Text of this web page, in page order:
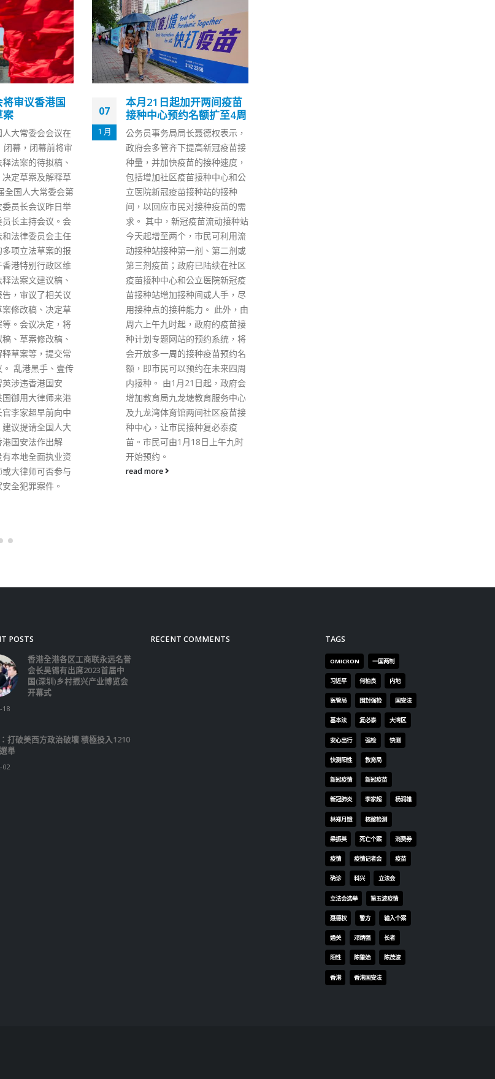
本月21日起加开两间疫苗
接种中心预约名额扩至4周
公务员事务局局长聂德权表示，
政府会多管齐下提高新冠疫苗接
种量，并加快疫苗的接种速度，
包括增加社区疫苗接种中心和公
立医院新冠疫苗接种站的接种
间，以回应市民对接种疫苗的需
求。 其中，新冠疫苗流动接种站
今天起增至两个，市民可利用流
动接种站接种第一剂、第二剂或
第三剂疫苗；政府已陆续在社区
疫苗接种中心和公立医院新冠疫
苗接种站增加接种间或人手，尽
用接种点的接种能力。 此外，由
周六上午九时起，政府的疫苗接
种计划专题网站的预约系统，将
会开放多一周的接种疫苗预约名
额，即市民可以预约在未来四周
内接种。 由1月21日起，政府会
增加教育局九龙塘教育服务中心
及九龙湾体育馆两间社区疫苗接
种中心，让市民接种复必泰疫
苗。市民可由1月18日上午九时
开始预约。
read more
07
7 月
确诊留医人数上升 何柏良
倡提升新冠口服药使用率
医管局昨日表示，过去一个月入
院新冠病人呈上升趋势。港大感
染及传染病中心总监何柏良今日
（7日）接受传媒访问时指，由
于本港处于「后疫苗浪」，住院
人数上升是预计之内，认为要再
提高长者疫苗接种率和新冠口服
药使用率，建立安全网，确保医
管局能够应付住院和重症人数。
何柏良指，现时重症个案有八成
多为60岁以上，死亡个案则有九
成属60岁以上，但有关群体疫苗
接种率只有约六成，其中30万人
已够期打第三针，但仍然未接
种。他又指，新冠口服药能够有
效减少住院重症机会，其中辉瑞
口服药有效率达到九成，认为当
局可以制定成效指标，确保至少
八成的60岁以上患者使用口服
药，以助他们减轻病情。
read more
(24日)，及12宗今早。分别来自
Catherine's国家英文幼稚园学
生。但与其余个案上课地点属同
幢不同层，该群组累计7人中
招，欧家荣表示，暂时不建议该
校停课，但涉事班房须彻底消
毒，并会密切观察老师及学生的
快测结果。 新增的国际英文幼稚
园确诊学生，最后一天上学为本
周一(23日)，当天放学时出现病
征，翌日已没有上学，并呈报给
学校，该学生已打2针新冠疫
苗，其家人无发病，就读班级共
有28人，同班其他同学今日经快
速检测无验出病毒，教职员5人
亦没有确诊。卫生署卫生防护中
心昨日已从学校抽取6个环境样
本进行化验，全部没有验出病
毒。 欧家荣又称，今日新增的国
际英文幼稚园个案，暂时看不到
与早前个案有关联，由于个案集
中于同一班房，相信与校巴无
关，其他班级亦无发现新个案，
但不排除他们是否有共用设施而
POSTS
香港全港各区工商联永远名誉
会长吴锡有出席2023首届中
国(深圳)乡村振兴产业博览会
开幕式
18
打破美西方政治破壞 積極投入1210
舉
02
RECENT COMMENTS TAGS
一国两制
习近平 何柏良 内地
医管局 围封强检 国安法
基本法 复必泰 大湾区
安心出行 强检 快测
快测阳性 教育局
新冠疫情 新冠疫苗
新冠肺炎 李家超 杨润雄
林郑月娥 核酸检测
梁振英 死亡个案 消费券
疫情 疫情记者会 疫苗
确诊 科兴 立法会
立法会选举 第五波疫情
聂德权 警方 输入个案
通关 邓炳强 长者
阳性 陈肇始 陈茂波
香港 香港国安法